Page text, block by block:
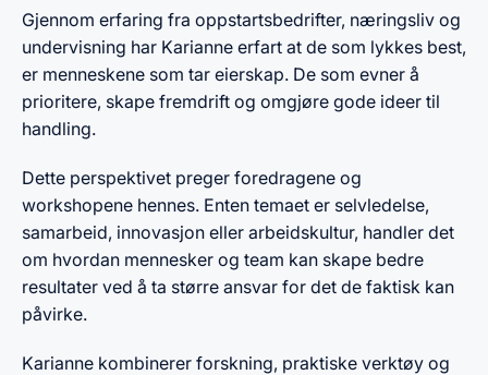
Gjennom erfaring fra oppstartsbedrifter, næringsliv og
undervisning har Karianne erfart at de som lykkes best,
er menneskene som tar eierskap. De som evner å
prioritere, skape fremdrift og omgjøre gode ideer til
handling.
Dette perspektivet preger foredragene og
workshopene hennes. Enten temaet er selvledelse,
samarbeid, innovasjon eller arbeidskultur, handler det
om hvordan mennesker og team kan skape bedre
resultater ved å ta større ansvar for det de faktisk kan
påvirke.
Karianne kombinerer forskning, praktiske verktøy og